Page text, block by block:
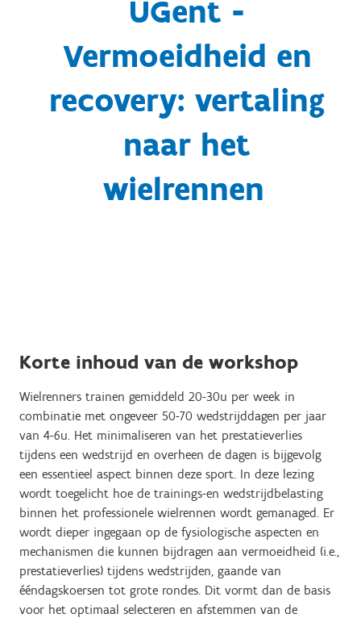
UGent -
Vermoeidheid en
recovery: vertaling
naar het
wielrennen
Korte inhoud van de workshop
Wielrenners trainen gemiddeld 20-30u per week in
combinatie met ongeveer 50-70 wedstrijddagen per jaar
van 4-6u. Het minimaliseren van het prestatieverlies
tijdens een wedstrijd en overheen de dagen is bijgevolg
een essentieel aspect binnen deze sport. In deze lezing
wordt toegelicht hoe de trainings-en wedstrijdbelasting
binnen het professionele wielrennen wordt gemanaged. Er
wordt dieper ingegaan op de fysiologische aspecten en
mechanismen die kunnen bijdragen aan vermoeidheid (i.e.,
prestatieverlies) tijdens wedstrijden, gaande van
ééndagskoersen tot grote rondes. Dit vormt dan de basis
voor het optimaal selecteren en afstemmen van de